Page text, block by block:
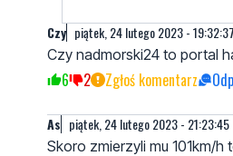
Czy piątek, 24 lutego 2023 - 19:32:37
Czy nadmorski24 to portal
6 2 Zgłoś komentarz
As piątek, 24 lutego 2023 - 21:23:45
Skoro zmierzyli mu 101km/